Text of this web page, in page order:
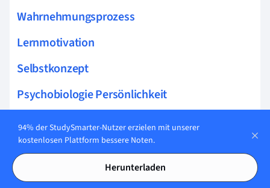
Wahrnehmungsprozess
Lernmotivation
Selbstkonzept
Psychobiologie Persönlichkeit
Sozialpsychologie
Intelligenztheorien
Gedächtnistäuschung
94% der StudySmarter-Nutzer erzielen mit unserer
kostenlosen Plattform bessere Noten.
Herunterladen